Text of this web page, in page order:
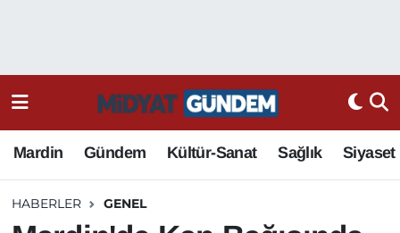
Mardin Gündem Kültür-Sanat Sağlık Siyaset
HABERLER GENEL